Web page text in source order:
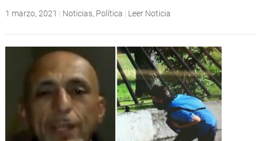
1 marzo, 2021 | Noticias, Política | Leer Noticia